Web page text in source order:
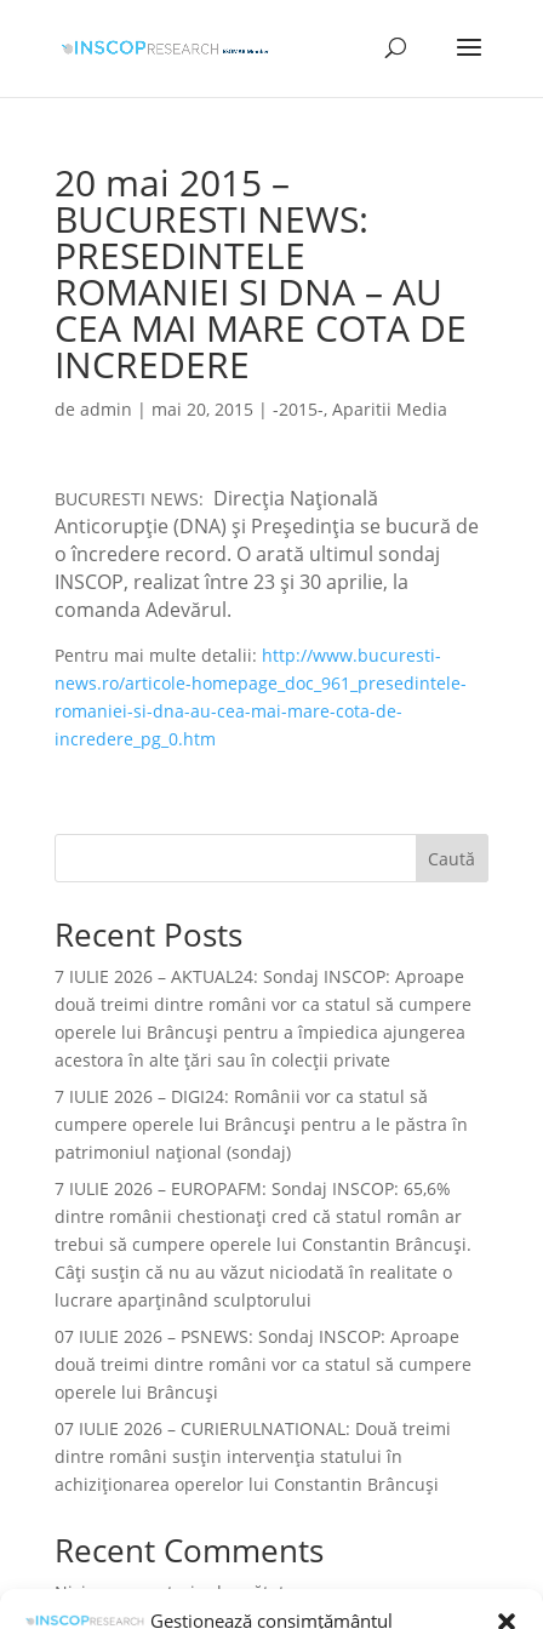
Gestionează consimțământul
20 mai 2015 –
BUCURESTI NEWS:
PRESEDINTELE
ROMANIEI SI DNA – AU
CEA MAI MARE COTA DE
INCREDERE
de admin | mai 20, 2015 | -2015-, Aparitii Media
BUCURESTI NEWS: Direcția Națională
Anticorupție (DNA) și Președinția se bucură de
o încredere record. O arată ultimul sondaj
INSCOP, realizat între 23 și 30 aprilie, la
comanda Adevărul.
Pentru mai multe detalii: http://www.bucuresti-
news.ro/articole-homepage_doc_961_presedintele-
romaniei-si-dna-au-cea-mai-mare-cota-de-
incredere_pg_0.htm
Caută
Recent Posts
7 IULIE 2026 – AKTUAL24: Sondaj INSCOP: Aproape
două treimi dintre români vor ca statul să cumpere
operele lui Brâncuşi pentru a împiedica ajungerea
acestora în alte ţări sau în colecţii private
7 IULIE 2026 – DIGI24: Românii vor ca statul să
cumpere operele lui Brâncuși pentru a le păstra în
patrimoniul național (sondaj)
7 IULIE 2026 – EUROPAFM: Sondaj INSCOP: 65,6%
dintre românii chestionați cred că statul român ar
trebui să cumpere operele lui Constantin Brâncuși.
Câți susțin că nu au văzut niciodată în realitate o
lucrare aparținând sculptorului
07 IULIE 2026 – PSNEWS: Sondaj INSCOP: Aproape
două treimi dintre români vor ca statul să cumpere
operele lui Brâncuși
07 IULIE 2026 – CURIERULNATIONAL: Două treimi
dintre români susțin intervenția statului în
achiziționarea operelor lui Constantin Brâncuși
Recent Comments
Niciun comentariu de arătat.